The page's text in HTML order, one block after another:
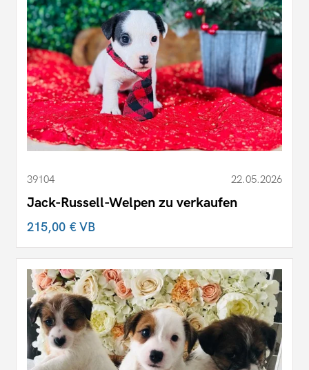
39104 22.05.2026
Jack-Russell-Welpen zu verkaufen
215,00 €VB